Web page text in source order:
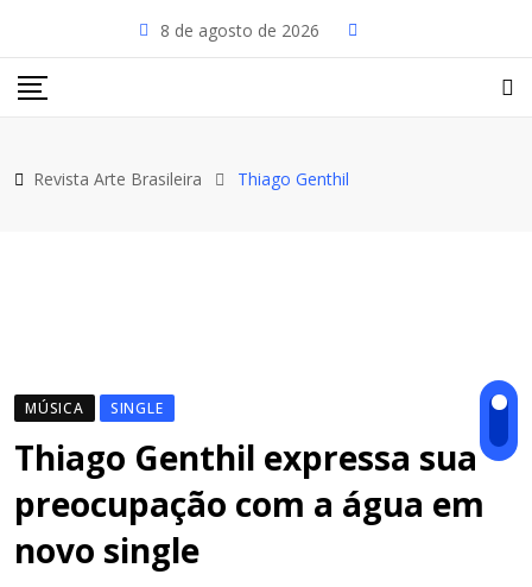
content
8 de agosto de 2026
Revista Arte Brasileira Thiago Genthil
MÚSICA SINGLE
Thiago Genthil expressa sua
preocupação com a água em
novo single